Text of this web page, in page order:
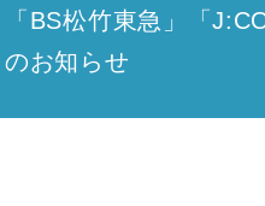
「BS松竹東急」「
のお知らせ